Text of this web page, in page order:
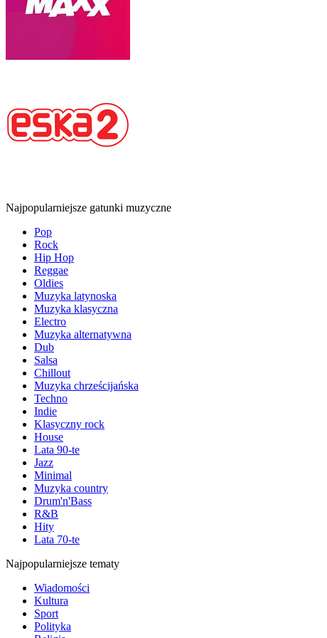
Najpopularniejsze gatunki muzyczne
Pop
Rock
Hip Hop
Reggae
Oldies
Muzyka latynoska
Muzyka klasyczna
Electro
Muzyka alternatywna
Dub
Salsa
Chillout
Muzyka chrześcijańska
Techno
Indie
Klasyczny rock
House
Lata 90-te
Jazz
Minimal
Muzyka country
Drum'n'Bass
R&B
Hity
Lata 70-te
Najpopularniejsze tematy
Wiadomości
Kultura
Sport
Polityka